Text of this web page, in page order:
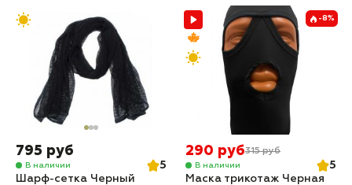
795 руб
В наличии
5
Шарф-сетка Черный
-8%
290 руб315 руб
В наличии
5
Маска трикотаж Черная